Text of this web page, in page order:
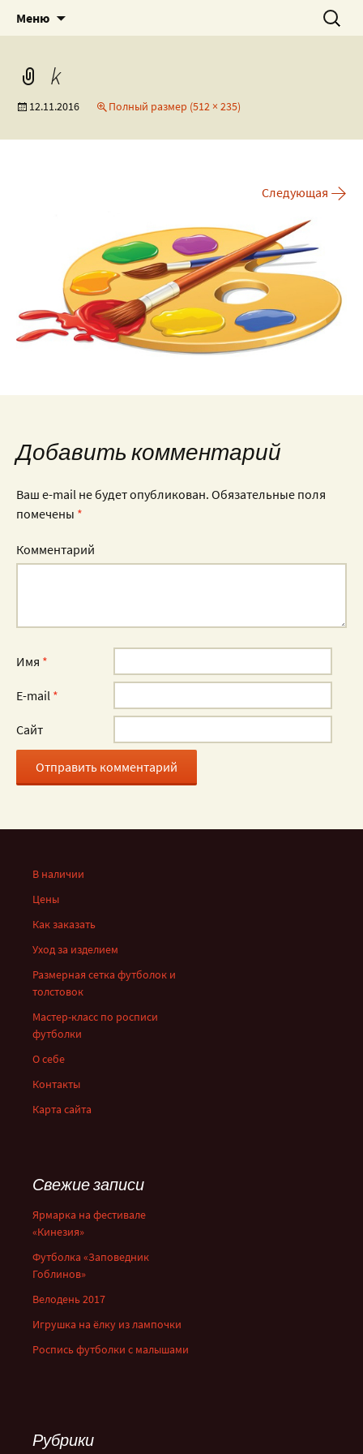
Художественная мастерская
by_NewRock
Роспись текстиля, посуды и всякого
разного!
Меню Найти:
k
12.11.2016 Полный размер (512 × 235)
Следующая →
Добавить комментарий
Ваш e-mail не будет опубликован. Обязательные поля
помечены *
Комментарий
Имя *
E-mail *
Сайт
В наличии
Цены
Как заказать
Уход за изделием
Размерная сетка футболок и
толстовок
Мастер-класс по росписи
футболки
О себе
Контакты
Карта сайта
Свежие записи
Ярмарка на фестивале
«Кинезия»
Футболка «Заповедник
Гоблинов»
Велодень 2017
Игрушка на ёлку из лампочки
Роспись футболки с малышами
Рубрики